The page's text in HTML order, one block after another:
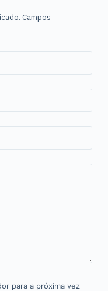
Campos
para a próxima vez